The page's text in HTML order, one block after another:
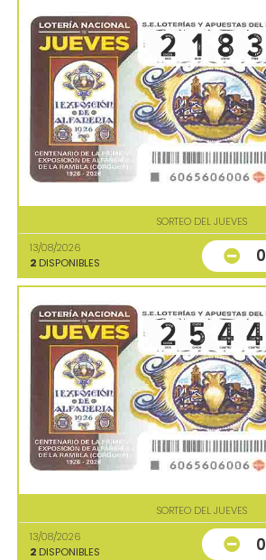
SORTEO DEL JUEVES
13/08/2026
2 DISPONIBLES 0
SORTEO DEL JUEVES
13/08/2026
2 DISPONIBLES 0